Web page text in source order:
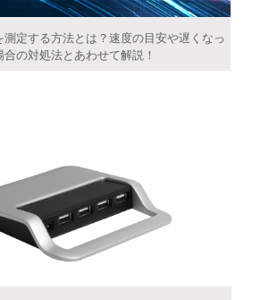
測定する方法とは？速度の目安や遅くなっ
合の対処法とあわせて解説！